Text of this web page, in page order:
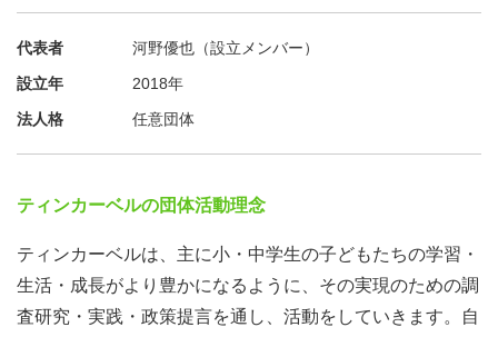
代表者
河野優也（設立メンバー）
設立年
2018年
法人格
任意団体
ティンカーベルの団体活動理念
ティンカーベルは、主に小・中学生の子どもたちの学習・
生活・成長がより豊かになるように、その実現のための調
査研究・実践・政策提言を通し、活動をしていきます。自